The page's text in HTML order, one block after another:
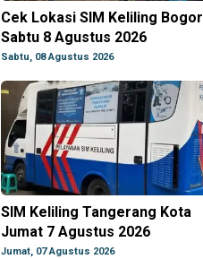
Cek Lokasi SIM Keliling Bogor
Sabtu 8 Agustus 2026
Sabtu, 08 Agustus 2026
SIM Keliling Tangerang Kota
Jumat 7 Agustus 2026
Jumat, 07 Agustus 2026